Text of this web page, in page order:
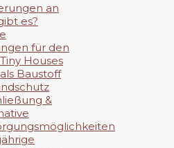
an
es?
für den
Houses
Baustoff
&